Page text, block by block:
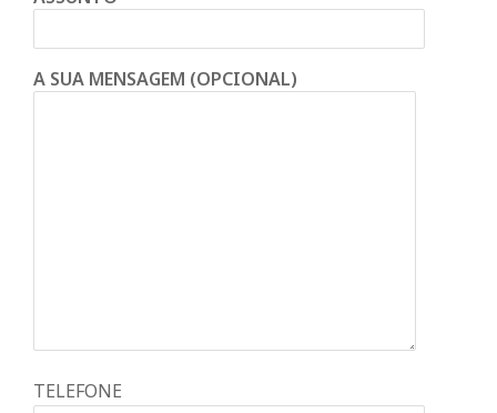
A SUA MENSAGEM (OPCIONAL)
TELEFONE